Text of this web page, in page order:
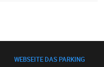
WEBSEITE DAS PARKING